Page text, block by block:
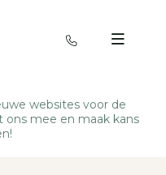
websites voor de
ons mee en maak kans
!